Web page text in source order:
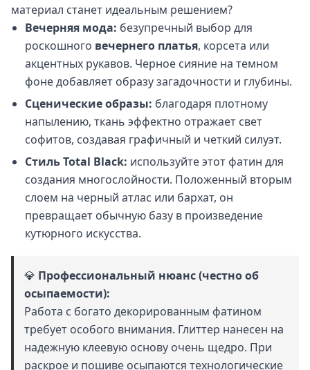
материал станет идеальным решением?
Вечерняя мода: безупречный выбор для
роскошного вечернего платья, корсета или
акцентных рукавов. Черное сияние на темном
фоне добавляет образу загадочности и глубины.
Сценические образы: благодаря плотному
напылению, ткань эффектно отражает свет
софитов, создавая графичный и четкий силуэт.
Стиль Total Black: используйте этот фатин для
создания многослойности. Положенный вторым
слоем на черный атлас или бархат, он
превращает обычную базу в произведение
кутюрного искусства.
💎 Профессиональный нюанс (честно об
осыпаемости):
Работа с богато декорированным фатином
требует особого внимания. Глиттер нанесен на
надежную клеевую основу очень щедро. При
раскрое и пошиве осыпаются технологические